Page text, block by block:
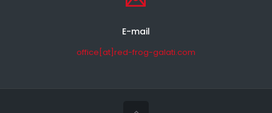
E-mail
office[at]red-frog-galati.com